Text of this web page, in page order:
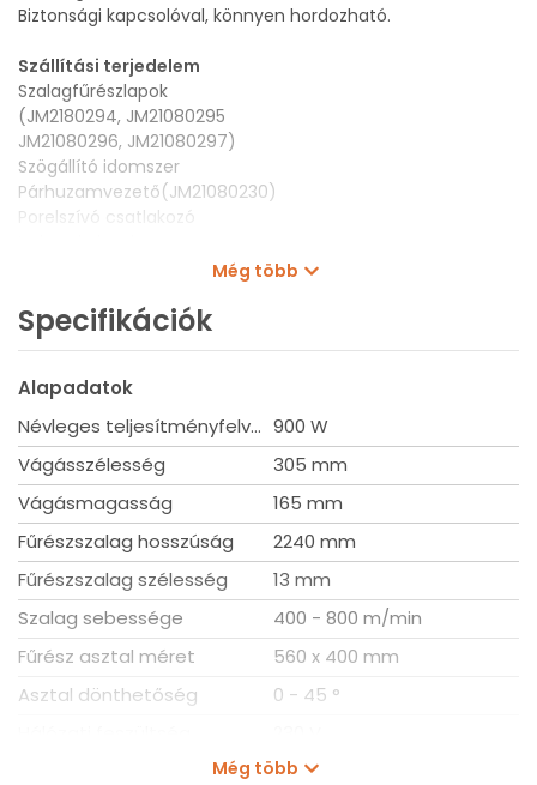
Biztonsági kapcsolóval, könnyen hordozható.
Szállítási terjedelem
Szalagfűrészlapok
(JM2180294, JM21080295
JM21080296, JM21080297)
Szögállító idomszer
Párhuzamvezető(JM21080230)
Porelszívó csatlakozó
Teljesítmény 900W
Max anyagvastagság 305 x 165 mm
Súly 81,2 kg
Méret 615 x 775 x 1600 mm
Szalagméret 2240 x 6, 13, 16mm
Még több
Specifikációk
Alapadatok
Névleges teljesítményfelvétel 900 W
Vágásszélesség
305 mm
Vágásmagasság
165 mm
Fűrészszalag hosszúság
2240 mm
Fűrészszalag szélesség
13 mm
Szalag sebessége
400 - 800 m/min
Fűrész asztal méret
560 x 400 mm
Asztal dönthetőség
0 - 45 °
1 600 mm
Még több